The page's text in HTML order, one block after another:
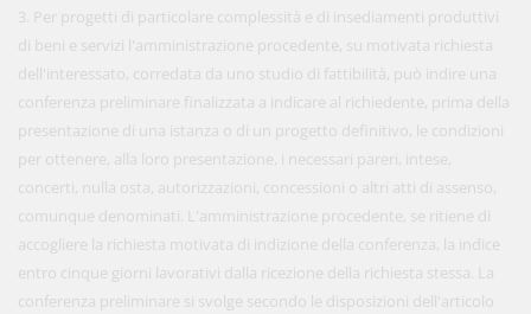
3. Per progetti di particolare complessità e di insediamenti produttivi
di beni e servizi l'amministrazione procedente, su motivata richiesta
dell'interessato, corredata da uno studio di fattibilità, può indire una
conferenza preliminare finalizzata a indicare al richiedente, prima della
presentazione di una istanza o di un progetto definitivo, le condizioni
per ottenere, alla loro presentazione, i necessari pareri, intese,
concerti, nulla osta, autorizzazioni, concessioni o altri atti di assenso,
comunque denominati. L'amministrazione procedente, se ritiene di
accogliere la richiesta motivata di indizione della conferenza, la indice
entro cinque giorni lavorativi dalla ricezione della richiesta stessa. La
conferenza preliminare si svolge secondo le disposizioni dell'articolo